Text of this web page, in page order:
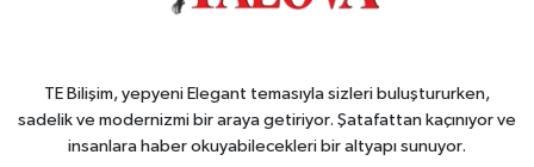
TE Bilişim, yepyeni Elegant temasıyla sizleri buluştururken,
sadelik ve modernizmi bir araya getiriyor. Şatafattan kaçınıyor ve
insanlara haber okuyabilecekleri bir altyapı sunuyor.